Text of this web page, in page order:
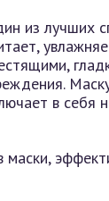
из лучших
в себя